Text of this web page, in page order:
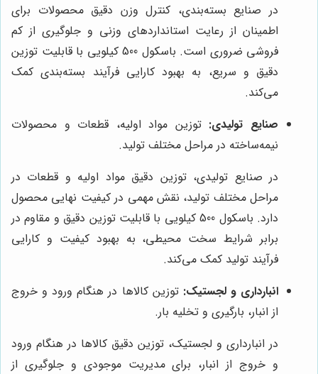
در صنایع بسته‌بندی، کنترل وزن دقیق محصولات برای
اطمینان از رعایت استانداردهای وزنی و جلوگیری از کم
فروشی ضروری است. باسکول 500 کیلویی با قابلیت توزین
دقیق و سریع، به بهبود کارایی فرآیند بسته‌بندی کمک
می‌کند.
صنایع تولیدی: توزین مواد اولیه، قطعات و محصولات
نیمه‌ساخته در مراحل مختلف تولید.
در صنایع تولیدی، توزین دقیق مواد اولیه و قطعات در
مراحل مختلف تولید، نقش مهمی در کیفیت نهایی محصول
دارد. باسکول 500 کیلویی با قابلیت توزین دقیق و مقاوم در
برابر شرایط سخت محیطی، به بهبود کیفیت و کارایی
فرآیند تولید کمک می‌کند.
انبارداری و لجستیک: توزین کالاها در هنگام ورود و خروج
از انبار، بارگیری و تخلیه بار.
در انبارداری و لجستیک، توزین دقیق کالاها در هنگام ورود
و خروج از انبار، برای مدیریت موجودی و جلوگیری از